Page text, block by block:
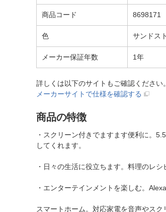
商品コード 8698171
色 サンドス
メーカー保証年数 1年
詳しくは以下のサイトもご確認ください。
メーカーサイトで仕様を確認する
商品の特徴
・スクリーン付きでますます便利に。
してくれます。
・日々の生活に役立ちます。料理のレ
・エンターテインメントを楽しむ。
スマートホーム。対応家電を音声やス